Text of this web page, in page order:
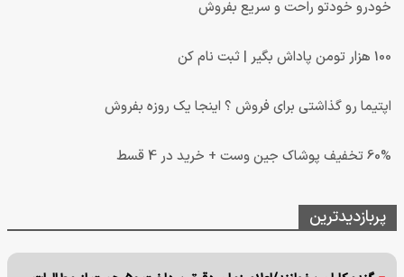
خودرو خودتو راحت و سریع بفروش
100 هزار تومن پاداش بگیر | ثبت نام کن
اپتیما رو گذاشتی برای فروش ؟ اینجا یک روزه بفروش
60% تخفیف پوشاک جین وست + خرید در 4 قسط
پربازدیدترین